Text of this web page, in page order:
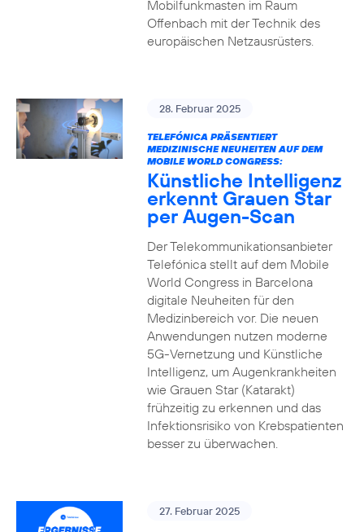
Mobilfunkmasten im Raum
Offenbach mit der Technik des
europäischen Netzausrüsters.
28. Februar 2025
TELEFÓNICA PRÄSENTIERT
MEDIZINISCHE NEUHEITEN AUF DEM
MOBILE WORLD CONGRESS:
Künstliche Intelligenz
erkennt Grauen Star
per Augen-Scan
Der Telekommunikationsanbieter
Telefónica stellt auf dem Mobile
World Congress in Barcelona
digitale Neuheiten für den
Medizinbereich vor. Die neuen
Anwendungen nutzen moderne
5G-Vernetzung und Künstliche
Intelligenz, um Augenkrankheiten
wie Grauen Star (Katarakt)
frühzeitig zu erkennen und das
Infektionsrisiko von Krebspatienten
besser zu überwachen.
27. Februar 2025